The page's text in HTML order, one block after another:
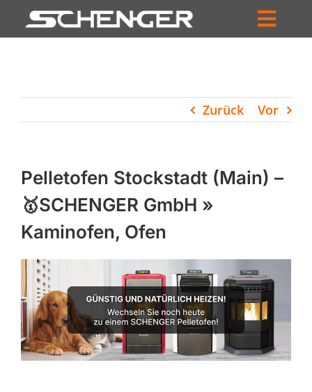
Inhalt
HÄNDLERSUCHE
UNTERNEHMEN
PROFIL
WARENKORB
PRODUCTS
SEARCH
Zurück Vor
Pelletofen Stockstadt (Main) –
🥇SCHENGER GmbH »
Kaminofen, Ofen